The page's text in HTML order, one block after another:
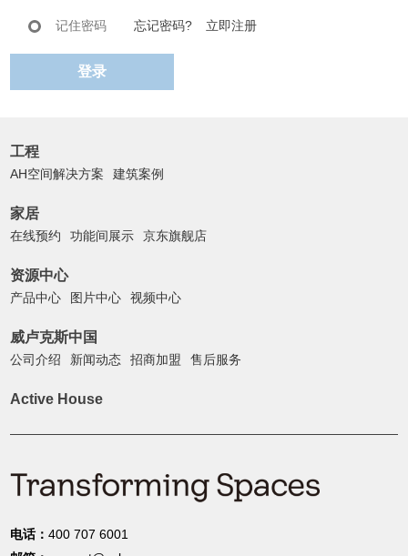
记住密码 忘记密码? 立即注册
登录
工程
AH空间解决方案 建筑案例
家居
在线预约 功能间展示 京东旗舰店
资源中心
产品中心 图片中心 视频中心
威卢克斯中国
公司介绍 新闻动态 招商加盟 售后服务
Active House
电话：400 707 6001